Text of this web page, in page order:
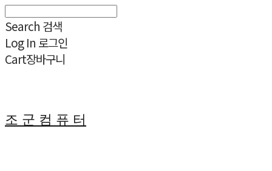
Search 검색
Log In 로그인
Cart장바구니
조 군 컴 퓨 터